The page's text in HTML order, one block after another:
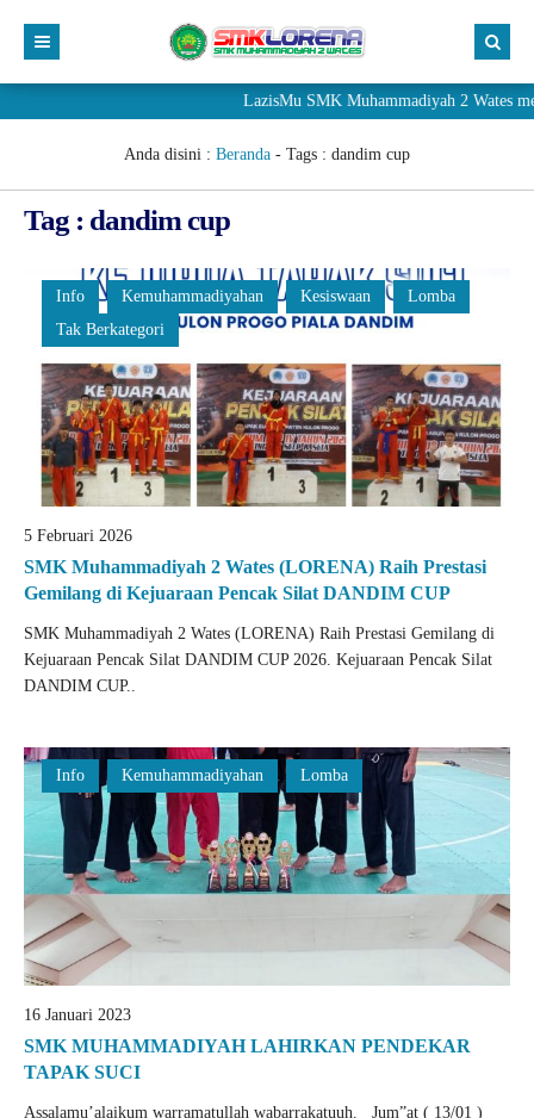
LazisMu SMK Muhammadiyah 2 Wates
Anda disini : Beranda - Tags : dandim cup
Tag : dandim cup
Info Kemuhammadiyahan Kesiswaan
Lomba
Tak Berkategori
5 Februari 2026
SMK Muhammadiyah 2 Wates (LORENA) Raih Prestasi
Gemilang di Kejuaraan Pencak Silat DANDIM CUP
SMK Muhammadiyah 2 Wates (LORENA) Raih Prestasi Gemilang di
Kejuaraan Pencak Silat DANDIM CUP 2026. Kejuaraan Pencak Silat
DANDIM CUP..
Info Kemuhammadiyahan Lomba
16 Januari 2023
SMK MUHAMMADIYAH LAHIRKAN PENDEKAR
TAPAK SUCI
Assalamu’alaikum warramatullah wabarrakatuuh. Jum”at ( 13/01 )